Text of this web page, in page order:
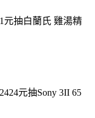
元抽白蘭氏 雞湯精
元抽Sony 3II 65